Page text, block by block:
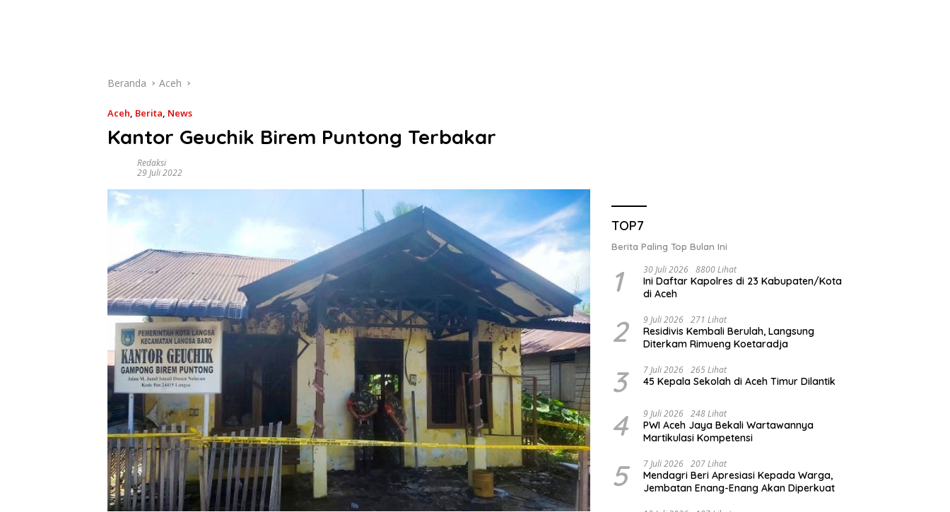
Beranda Aceh
Aceh, Berita, News
Kantor Geuchik Birem Puntong Terbakar
Redaksi
29 Juli 2022
TOP7
Berita Paling Top Bulan Ini
1 30 Juli 2026 8800 Lihat
Ini Daftar Kapolres di 23 Kabupaten/Kota
di Aceh
2 9 Juli 2026 271 Lihat
Residivis Kembali Berulah, Langsung
Diterkam Rimueng Koetaradja
3 7 Juli 2026 265 Lihat
45 Kepala Sekolah di Aceh Timur Dilantik
4 9 Juli 2026 248 Lihat
PWI Aceh Jaya Bekali Wartawannya
Martikulasi Kompetensi
5 7 Juli 2026 207 Lihat
Mendagri Beri Apresiasi Kepada Warga,
Jembatan Enang-Enang Akan Diperkuat